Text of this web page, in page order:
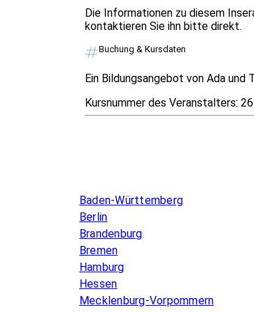
Die Informationen zu diesem
kontaktieren Sie ihn bitte direkt.
Buchung & Kursdaten
Ein Bildungsangebot von Ada und
Kursnummer des Veranstalters:
Baden-Württemberg
Berlin
Brandenburg
Bremen
Hamburg
Hessen
Mecklenburg-Vorpommern